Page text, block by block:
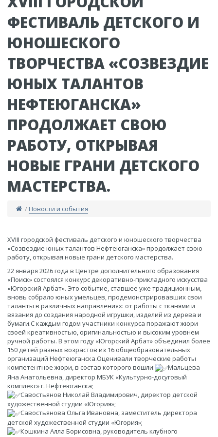
ФЕСТИВАЛЬ ДЕТСКОГО И
ЮНОШЕСКОГО
ТВОРЧЕСТВА «СОЗВЕЗДИЕ
ЮНЫХ ТАЛАНТОВ
НЕФТЕЮГАНСКА»
ПРОДОЛЖАЕТ СВОЮ
РАБОТУ, ОТКРЫВАЯ
НОВЫЕ ГРАНИ ДЕТСКОГО
МАСТЕРСТВА.
/Новости и события
​XVIII городской фестиваль детского и юношеского творчества
«Созвездие юных талантов Нефтеюганска» продолжает свою
работу, открывая новые грани детского мастерства.
22 января 2026 года в Центре дополнительного образования
«Поиск» состоялся конкурс декоративно-прикладного искусства
«Югорский Арбат». Это событие, ставшее уже традиционным,
вновь собрало юных умельцев, продемонстрировавших свои
таланты в различных направлениях: от работы с тканями и
вязания до создания народной игрушки, изделий из дерева и
бумаги.С каждым годом участники конкурса поражают жюри
своей креативностью, оригинальностью и высоким уровнем
ручной работы. В этом году «Югорский Арбат» объединил более
150 детей разных возрастов из 16 общеобразовательных
организаций Нефтеюганска.Оценивали творческие работы
компетентное жюри, в состав которого вошли:
Мальцева
Яна Анатольевна, директор МБУК «Культурно-досуговый
комплекс» г. Нефтеюганска;
Савостьянов Николай Владимирович, директор детской
художественной студии «Югория»;
Савостьянова Ольга Ивановна, заместитель директора
детской художественной студии «Югория»;
Кошкина Алла Борисовна, руководитель клубного